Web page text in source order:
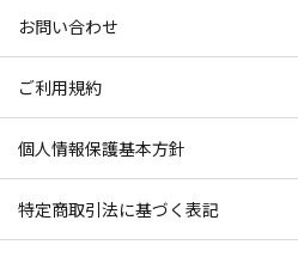
お問い合わせ
ご利用規約
個人情報保護基本方針
特定商取引法に基づく表記